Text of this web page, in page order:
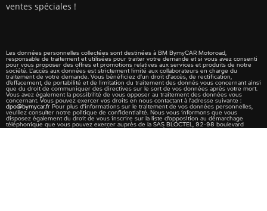
ventes spéciales !
Les données personnelles collectées sont destinées à BM BymyCAR Motoroad,
responsable de traitement et utilisées pour traiter votre demande et si vous avez consenti
pour vous proposer des offres et promotions relatives aux services et produits de notre
société. L’accès aux données est strictement limité aux collaborateurs en charge du
traitement de votre demande. Vous bénéficiez d’un droit d’accès, de rectification,
d’effacement, de portabilité et de limitation du traitement des donnés vous concernant ainsi
que du droit de communiquer des directives sur le sort de vos données après votre mort.
Vous avez également la possibilité de vous opposer au traitement des données vous
concernant. Vous pouvez exercer vos droits en nous contactant à l’adresse suivante :
dpo@bymycar.fr Pour plus d’informations sur le traitement de vos données personnelles,
veuillez consulter notre politique de confidentialité. Nous vous informons que vous
disposez également du droit de vous inscrire sur la liste d’opposition au démarchage
téléphonique que vous pouvez exercer auprès de la SAS BLOCTEL, 92-98 boulevard
Victor Hugo – 92110 CLICHY (http://www.bloctel.gouv.fr/).